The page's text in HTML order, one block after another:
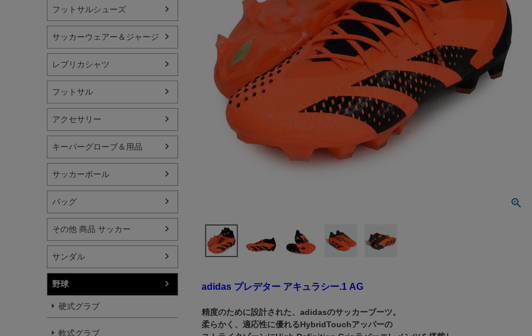
フットサルシューズ
サッカーウェアー＆ジャージ
レプリカシャツ
フットサル
アクセサリー
キーパーグローブ＆用品
サッカーボール
バッグ
その他 商品 サッカー
サンダル
野球
硬式グラブ
軟式グラブ
adidas プレデター アキュラシー.1 AG
精度のために設計された、adidasのサッカーブーツ。
柔らかく、適応性に優れるHybridTouchアッパーの